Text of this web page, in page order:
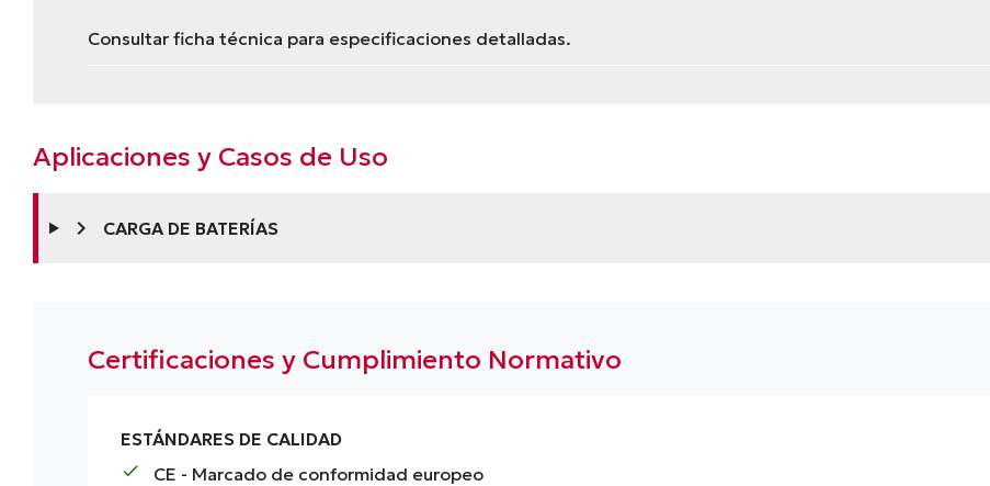
Consultar ficha técnica para especificaciones detalladas.
Aplicaciones y Casos de Uso
chevron_right CARGA DE BATERÍAS
Certificaciones y Cumplimiento Normativo
ESTÁNDARES DE CALIDAD
check CE - Marcado de conformidad europeo